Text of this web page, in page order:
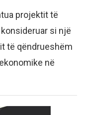
projektit të
si një
të qëndrueshëm
në